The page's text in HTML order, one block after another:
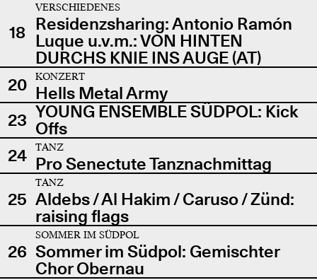
18
VERSCHIEDENES
Residenzsharing: Antonio Ramón
Luque u.v.m.: VON HINTEN
DURCHS KNIE INS AUGE (AT)
20
KONZERT
Hells Metal Army
23 YOUNG ENSEMBLE SÜDPOL: Kick
Offs
24
TANZ
Pro Senectute Tanznachmittag
25
TANZ
Aldebs / Al Hakim / Caruso / Zünd:
raising flags
26
SOMMER IM SÜDPOL
Sommer im Südpol: Gemischter
Chor Obernau